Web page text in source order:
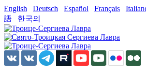
English Deutsch Español Français
語
한국의